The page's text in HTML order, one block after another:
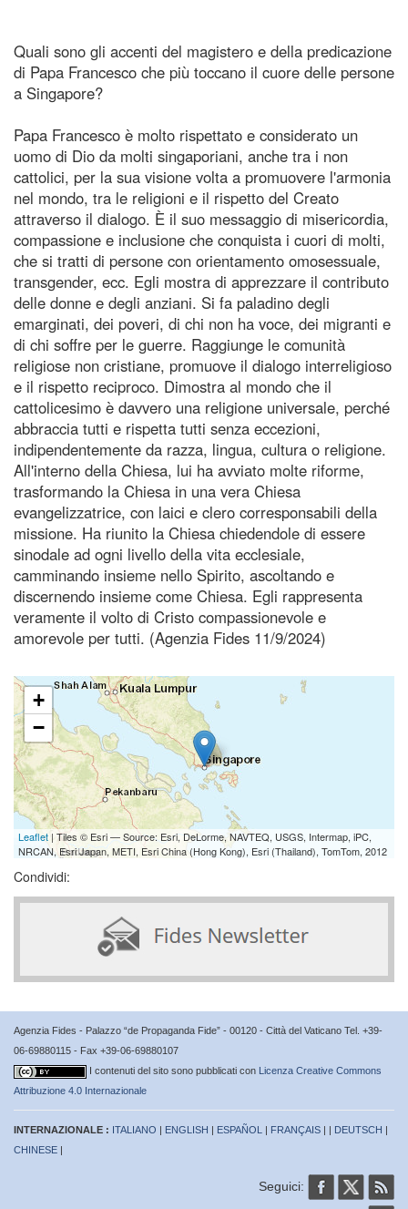
Quali sono gli accenti del magistero e della predicazione
di Papa Francesco che più toccano il cuore delle persone
a Singapore?
Papa Francesco è molto rispettato e considerato un
uomo di Dio da molti singaporiani, anche tra i non
cattolici, per la sua visione volta a promuovere l'armonia
nel mondo, tra le religioni e il rispetto del Creato
attraverso il dialogo. È il suo messaggio di misericordia,
compassione e inclusione che conquista i cuori di molti,
che si tratti di persone con orientamento omosessuale,
transgender, ecc. Egli mostra di apprezzare il contributo
delle donne e degli anziani. Si fa paladino degli
emarginati, dei poveri, di chi non ha voce, dei migranti e
di chi soffre per le guerre. Raggiunge le comunità
religiose non cristiane, promuove il dialogo interreligioso
e il rispetto reciproco. Dimostra al mondo che il
cattolicesimo è davvero una religione universale, perché
abbraccia tutti e rispetta tutti senza eccezioni,
indipendentemente da razza, lingua, cultura o religione.
All'interno della Chiesa, lui ha avviato molte riforme,
trasformando la Chiesa in una vera Chiesa
evangelizzatrice, con laici e clero corresponsabili della
missione. Ha riunito la Chiesa chiedendole di essere
sinodale ad ogni livello della vita ecclesiale,
camminando insieme nello Spirito, ascoltando e
discernendo insieme come Chiesa. Egli rappresenta
veramente il volto di Cristo compassionevole e
amorevole per tutti. (Agenzia Fides 11/9/2024)
+
−
Leaflet | Tiles © Esri — Source: Esri, DeLorme, NAVTEQ, USGS, Intermap, iPC,
NRCAN, Esri Japan, METI, Esri China (Hong Kong), Esri (Thailand), TomTom, 2012
Condividi:
Agenzia Fides - Palazzo “de Propaganda Fide” - 00120 - Città del Vaticano Tel. +39-
06-69880115 - Fax +39-06-69880107
I contenuti del sito sono pubblicati con Licenza Creative Commons
Attribuzione 4.0 Internazionale
INTERNAZIONALE : ITALIANO | ENGLISH | ESPAÑOL | FRANÇAIS | | DEUTSCH |
CHINESE |
Seguici: